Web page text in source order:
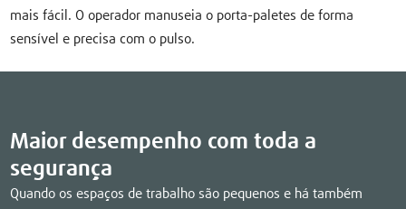
mais fácil. O operador manuseia o porta-paletes de forma
sensível e precisa com o pulso.
Maior desempenho com toda a
segurança
Quando os espaços de trabalho são pequenos e há também